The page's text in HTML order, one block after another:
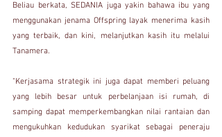
Beliau berkata, SEDANIA juga yakin bahawa ibu yang
menggunakan jenama Offspring layak menerima kasih
yang terbaik, dan kini, melanjutkan kasih itu melalui
Tanamera.
"Kerjasama strategik ini juga dapat memberi peluang
yang lebih besar untuk perbelanjaan isi rumah, di
samping dapat memperkembangkan nilai rantaian dan
mengukuhkan kedudukan syarikat sebagai peneraju